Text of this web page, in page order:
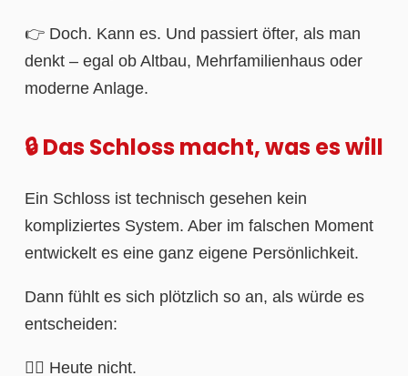
👉 Doch. Kann es. Und passiert öfter, als man
denkt – egal ob Altbau, Mehrfamilienhaus oder
moderne Anlage.
🔒 Das Schloss macht, was es will
Ein Schloss ist technisch gesehen kein
kompliziertes System. Aber im falschen Moment
entwickelt es eine ganz eigene Persönlichkeit.
Dann fühlt es sich plötzlich so an, als würde es
entscheiden:
🙅‍♂️ Heute nicht.